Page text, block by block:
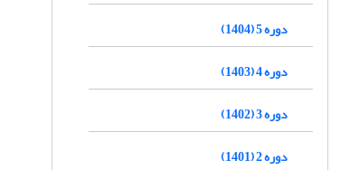
دوره 5 (1404)
دوره 4 (1403)
دوره 3 (1402)
دوره 2 (1401)